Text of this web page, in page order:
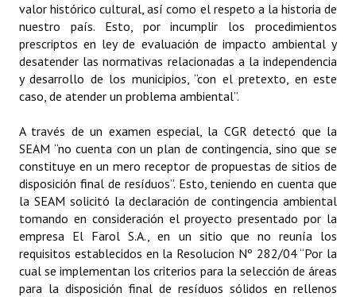
Informe y Dictamen sobre el Informe Financiero del Ministerio de
Informes de Auditoría
Rendición de Cuentas de Viáticos
Rendición de Cuentas ONG´s
Control de Vehículos del Estado
Licitaciones
FONACIDE y ROYALTIES
Informes NRM-mecip2015
valor histórico cultural, así como el respeto a la historia de
nuestro país. Esto, por incumplir los procedimientos
prescriptos en ley de evaluación de impacto ambiental y
desatender las normativas relacionadas a la independencia
y desarrollo de los municipios, “con el pretexto, en este
caso, de atender un problema ambiental”.
A través de un examen especial, la CGR detectó que la
SEAM “no cuenta con un plan de contingencia, sino que se
constituye en un mero receptor de propuestas de sitios de
disposición final de resíduos”. Esto, teniendo en cuenta que
la SEAM solicitó la declaración de contingencia ambiental
tomando en consideración el proyecto presentado por la
empresa El Farol S.A., en un sitio que no reunía los
requisitos establecidos en la Resolucion Nº 282/04 “Por la
cual se implementan los criterios para la selección de áreas
para la disposición final de resíduos sólidos en rellenos